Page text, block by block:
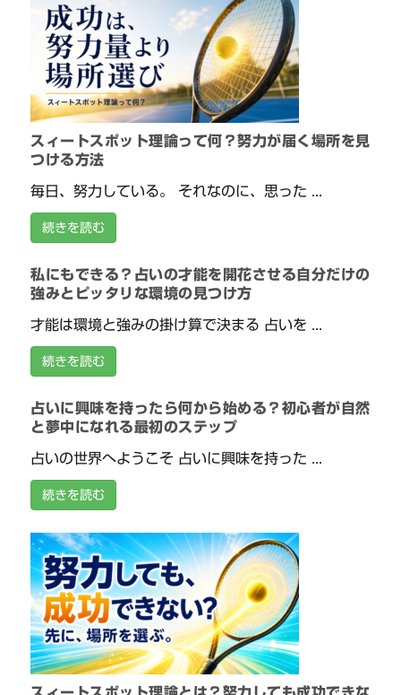
スィートスポット理論って何？努力が届く場所を見
つける方法
毎日、努力している。 それなのに、思った ...
続きを読む
私にもできる？占いの才能を開花させる自分だけの
強みとピッタリな環境の見つけ方
才能は環境と強みの掛け算で決まる 占いを ...
続きを読む
占いに興味を持ったら何から始める？初心者が自然
と夢中になれる最初のステップ
占いの世界へようこそ 占いに興味を持った ...
続きを読む